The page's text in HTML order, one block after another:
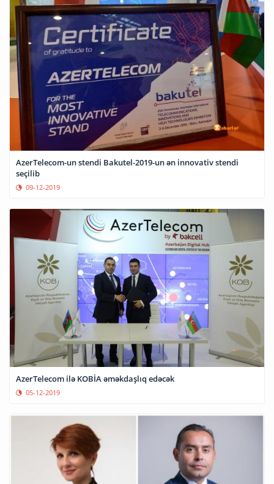
AzerTelecom-un stendi Bakutel-2019-un ən innovativ stendi
seçilib
09-12-2019
AzerTelecom ilə KOBİA əməkdaşlıq edəcək
05-12-2019